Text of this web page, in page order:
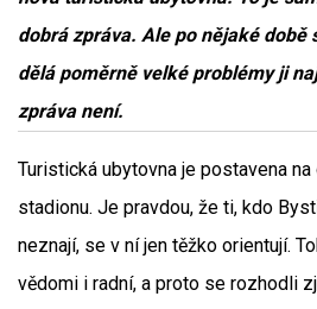
dobrá zpráva. Ale po nějaké době
dělá poměrně velké problémy ji
zpráva není.
Turistická ubytovna je postavena
stadionu. Je pravdou, že ti, kdo
neznají, se v ní jen těžko orientují.
vědomi i radní, a proto se rozhodli